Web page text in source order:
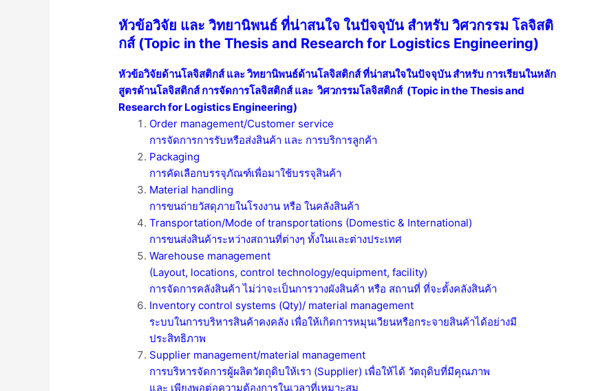
หัวข้อวิจัย และ วิทยานิพนธ์ ที่น่าสนใจ ในปัจจุบัน สำหรับ วิศวกรรม โลจิสติ
กส์ (Topic in the Thesis and Research for Logistics Engineering)
หัวข้อวิจัยด้านโลจิสติกส์ และ วิทยานิพนธ์ด้านโลจิสติกส์ ที่น่าสนใจในปัจจุบัน สำหรับ การเรียนในหลัก
สูตรด้านโลจิสติกส์ การจัดการโลจิสติกส์ และ วิศวกรรมโลจิสติกส์ (Topic in the Thesis and
Research for Logistics Engineering)
Order management/Customer service
การจัดการการรับหรือส่งสินค้า และ การบริการลูกค้า
Packaging
การคัดเลือกบรรจุภัณฑ์เพื่อมาใช้บรรจุสินค้า
Material handling
การขนถ่ายวัสดุภายในโรงงาน หรือ ในคลังสินค้า
Transportation/Mode of transportations (Domestic & International)
การขนส่งสินค้าระหว่างสถานที่ต่างๆ ทั้งในและต่างประเทศ
Warehouse management
(Layout, locations, control technology/equipment, facility)
การจัดการคลังสินค้า ไม่ว่าจะเป็นการวางผังสินค้า หรือ สถานที่ ที่จะตั้งคลังสินค้า
Inventory control systems (Qty)/ material management
ระบบในการบริหารสินค้าคงคลัง เพื่อให้เกิดการหมุนเวียนหรือกระจายสินค้าได้อย่างมี
ประสิทธิภาพ
Supplier management/material management
การบริหารจัดการผู้ผลิตวัตถุดิบให้เรา (Supplier) เพื่อให้ได้ วัตถุดิบที่มีคุณภาพ
และ เพียงพอต่อความต้องการในเวลาที่เหมาะสม